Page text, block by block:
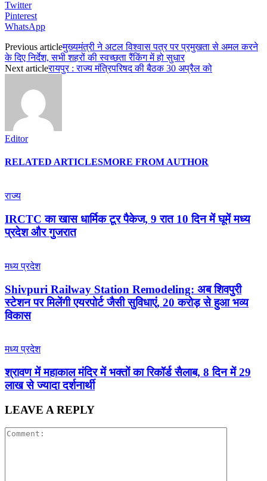
Twitter
Pinterest
WhatsApp
Previous articleमुख्यमंत्री ने अटल विश्वास पत्र पर प्रमुखता से अमल करने
के दिए निर्देश, सभी शहरों की स्वच्छता रैंकिंग में हो सुधार
Next articleरायपुर : राज्य मंत्रिपरिषद की बैठक 30 अप्रैल को
Editor
RELATED ARTICLESMORE FROM AUTHOR
राज्य
IRCTC का खास धार्मिक टूर पैकेज, 9 रात 10 दिन में घूमें मध्य
प्रदेश और गुजरात
मध्य प्रदेश
Shivpuri Railway Station Remodeling: अब शिवपुरी
स्टेशन पर मिलेंगी एयरपोर्ट जैसी सुविधाएं, 20 करोड़ से हुआ भव्य
विकास
मध्य प्रदेश
श्रावण में महाकाल मंदिर में भक्तों का रिकॉर्ड सैलाब, 8 दिन में 29
लाख से ज्यादा दर्शनार्थी
LEAVE A REPLY